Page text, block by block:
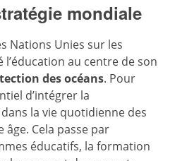
mondiale
Nations Unies sur les
l’éducation au centre de son
des océans. Pour
d’intégrer la
la vie quotidienne des
âge. Cela passe par
éducatifs, la formation